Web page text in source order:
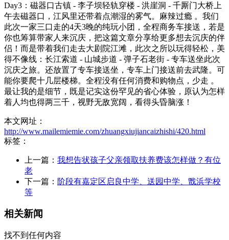
Day3：磁器口古镇 - 李子坝轻轨穿楼 - 洪崖洞 - 千厮门大桥上
午去磁器口，江风里还带着点潮湿的雾气。麻辣过瘾 。我们
此次一家三口走的4天3晚的纯玩小团，全程商务车接送，若是
你也筹算带家人来沉庆，把这篇文章分享给更多想去沉庆的伴
侣！而是带着我们走去大剧院江滩，此次之所以玩得轻松，美
得不像线：长江索道 - 山城步道 - 弹子石老街 - 专车送坐此次
沉庆之旅。还放置了专车接送坐，专车上门接送前去武隆。可
能你要爬十几层楼梯。全程没有任何消费和购物点，少走 。
最让我的是细节，既是记实这份罕见的省心体验，原认为怎样
着人均也得两三千，视野无敌宽阔，看得头昏脑涨！
本文网址：
http://www.mailemiemie.com/zhuangxiujiancaizhishi/420.html
标签：
上一篇： 我想告状孩子父亲领取扶养费该怎样做？有位
老
下一篇： 阶段有嘉定区启良中学、送园中学、戬浜学校
等
相关新闻
找不到任何内容